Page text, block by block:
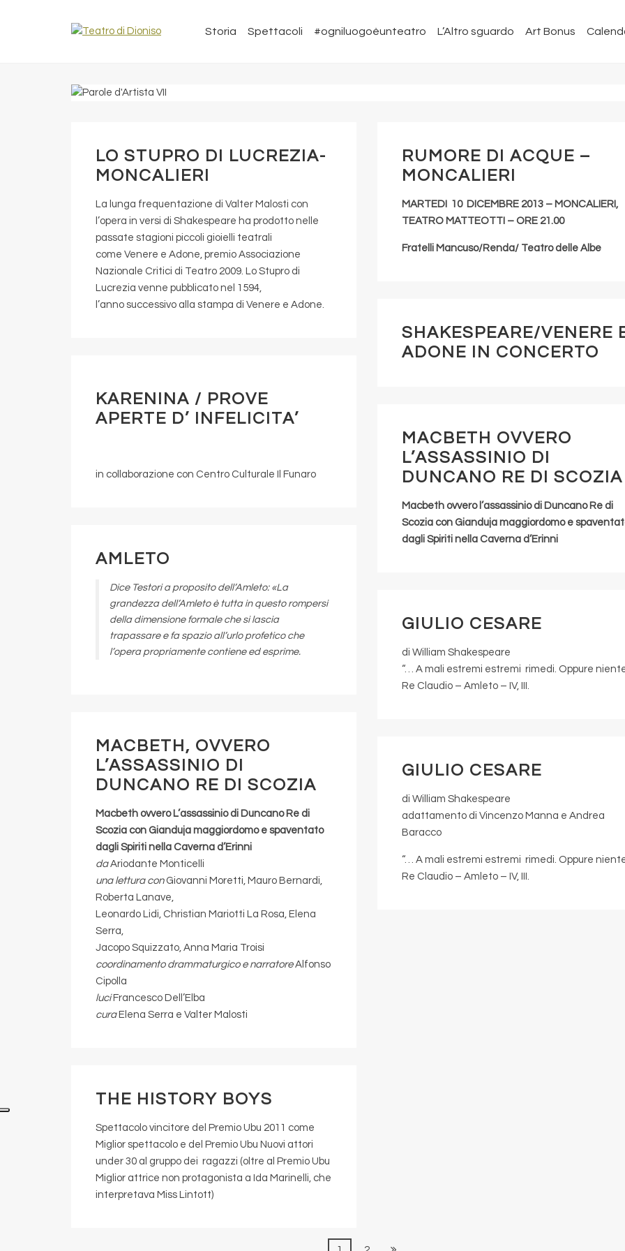
Storia Spettacoli #ogniluogoèunteatro L’Altro sguardo Art Bonus
LO STUPRO DI LUCREZIA-
MONCALIERI
La lunga frequentazione di Valter Malosti con
l’opera in versi di Shakespeare ha prodotto nelle
passate stagioni piccoli gioielli teatrali
come Venere e Adone, premio Associazione
Nazionale Critici di Teatro 2009. Lo Stupro di
Lucrezia venne pubblicato nel 1594,
l’anno successivo alla stampa di Venere e Adone.
KARENINA / PROVE
APERTE D’ INFELICITA’
in collaborazione con Centro Culturale Il Funaro
AMLETO
Dice Testori a proposito dell’Amleto: «La
grandezza dell’Amleto è tutta in questo rompersi
della dimensione formale che si lascia
trapassare e fa spazio all’urlo profetico che
l’opera propriamente contiene ed esprime.
MACBETH, OVVERO
L’ASSASSINIO DI
DUNCANO RE DI SCOZIA
Macbeth ovvero L’assassinio di Duncano Re di
Scozia con Gianduja maggiordomo e spaventato
dagli Spiriti nella Caverna d’Erinni
daAriodante Monticelli
una lettura conGiovanni Moretti, Mauro Bernardi,
Roberta Lanave,
Leonardo Lidi, Christian Mariotti La Rosa, Elena
Serra,
Jacopo Squizzato, Anna Maria Troisi
coordinamento drammaturgico e narratoreAlfonso
Cipolla
luciFrancesco Dell’Elba
curaElena Serra e Valter Malosti
THE HISTORY BOYS
Spettacolo vincitore del Premio Ubu 2011 come
Miglior spettacolo e del Premio Ubu Nuovi attori
under 30 al gruppo dei ragazzi (oltre al Premio Ubu
Miglior attrice non protagonista a Ida Marinelli, che
interpretava Miss Lintott)
RUMORE DI ACQUE –
MONCALIERI
MARTEDI 10 DICEMBRE 2013 – MONCALIERI,
TEATRO MATTEOTTI – ORE 21.00
Fratelli Mancuso/Renda/ Teatro delle Albe
SHAKESPEARE/VENERE
ADONE IN CONCERTO
MACBETH OVVERO
L’ASSASSINIO DI
DUNCANO RE DI SCOZIA
Macbeth ovvero l’assassinio di Duncano Re di
Scozia con Gianduja maggiordomo e
dagli Spiriti nella Caverna d’Erinni
GIULIO CESARE
di William Shakespeare
“… A mali estremi estremi rimedi. Oppure
Re Claudio – Amleto – IV, III.
GIULIO CESARE
di William Shakespeare
adattamento di Vincenzo Manna e Andrea
Baracco
“… A mali estremi estremi rimedi. Oppure
Re Claudio – Amleto – IV, III.